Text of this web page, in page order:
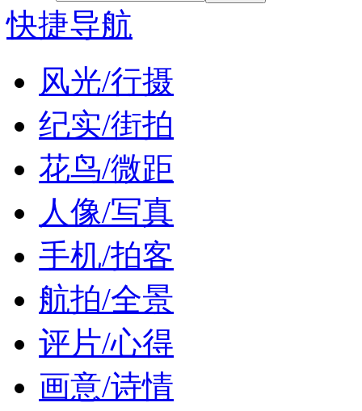
快捷导航
风光/行摄
纪实/街拍
花鸟/微距
人像/写真
手机/拍客
航拍/全景
评片/心得
画意/诗情